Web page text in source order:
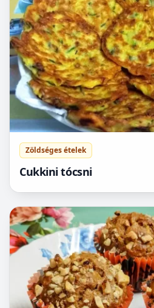
Zöldséges ételek
Cukkini tócsni